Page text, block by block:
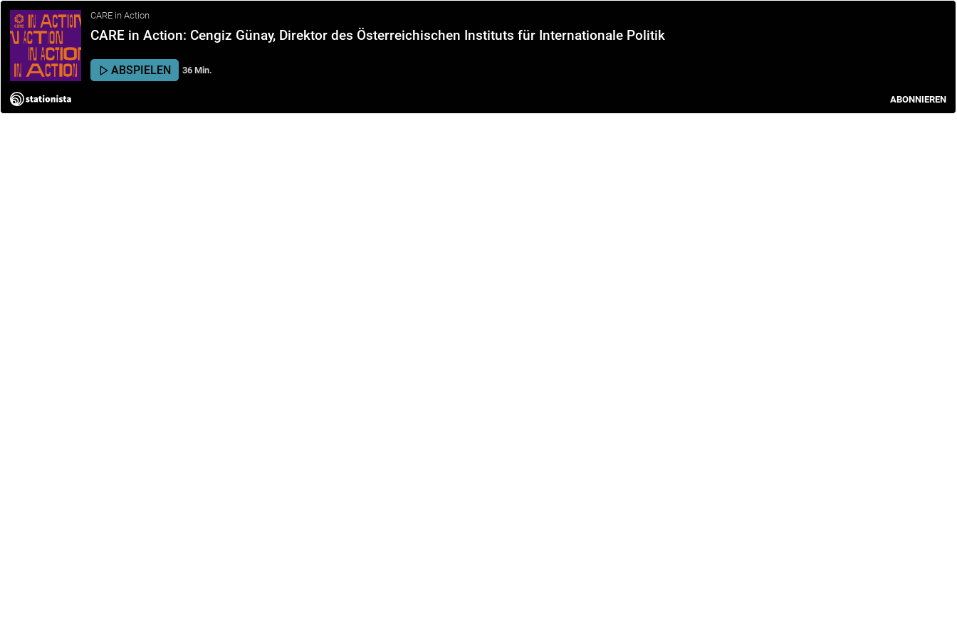
CARE in Action
CARE in Action: Cengiz Günay, Direktor des Österreichischen Instituts für Internationale Politik
ABSPIELEN 36 Min.
ABONNIEREN